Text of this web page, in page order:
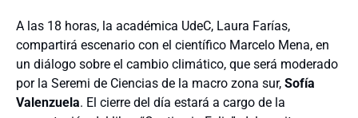
A las 18 horas, la académica UdeC, Laura Farías,
compartirá escenario con el científico Marcelo Mena, en
un diálogo sobre el cambio climático, que será moderado
por la Seremi de Ciencias de la macro zona sur, Sofía
Valenzuela. El cierre del día estará a cargo de la